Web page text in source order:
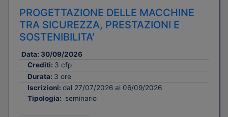
PROGETTAZIONE DELLE MACCHINE
TRA SICUREZZA, PRESTAZIONI E
SOSTENIBILITA'
Data: 30/09/2026
Crediti: 3 cfp
Durata: 3 ore
Iscrizioni: dal 27/07/2026 al 06/09/2026
Tipologia: seminario